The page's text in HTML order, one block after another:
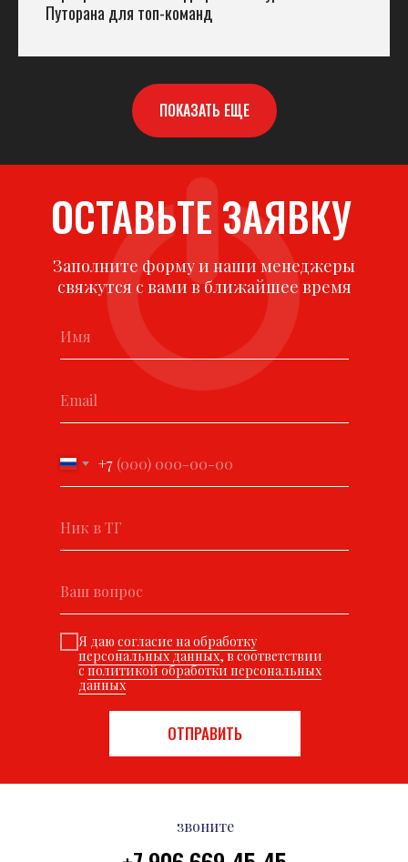
Путорана для топ-команд
ПОКАЗАТЬ ЕЩЕ
ОСТАВЬТЕ ЗАЯВКУ
Заполните форму и наши менеджеры
свяжутся с вами в ближайшее время
+7
Я даю согласие на обработку
персональных данных, в соответствии
сполитикой обработки персональных
данных
ОТПРАВИТЬ
звоните